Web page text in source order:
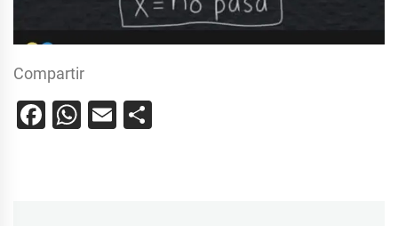
Compartir
Facebook
WhatsApp
Email